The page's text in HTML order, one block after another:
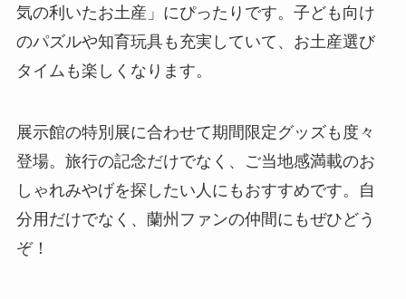
気の利いたお土産」にぴったりです。子ども向け
のパズルや知育玩具も充実していて、お土産選び
タイムも楽しくなります。
展示館の特別展に合わせて期間限定グッズも度々
登場。旅行の記念だけでなく、ご当地感満載のお
しゃれみやげを探したい人にもおすすめです。自
分用だけでなく、蘭州ファンの仲間にもぜひどう
ぞ！